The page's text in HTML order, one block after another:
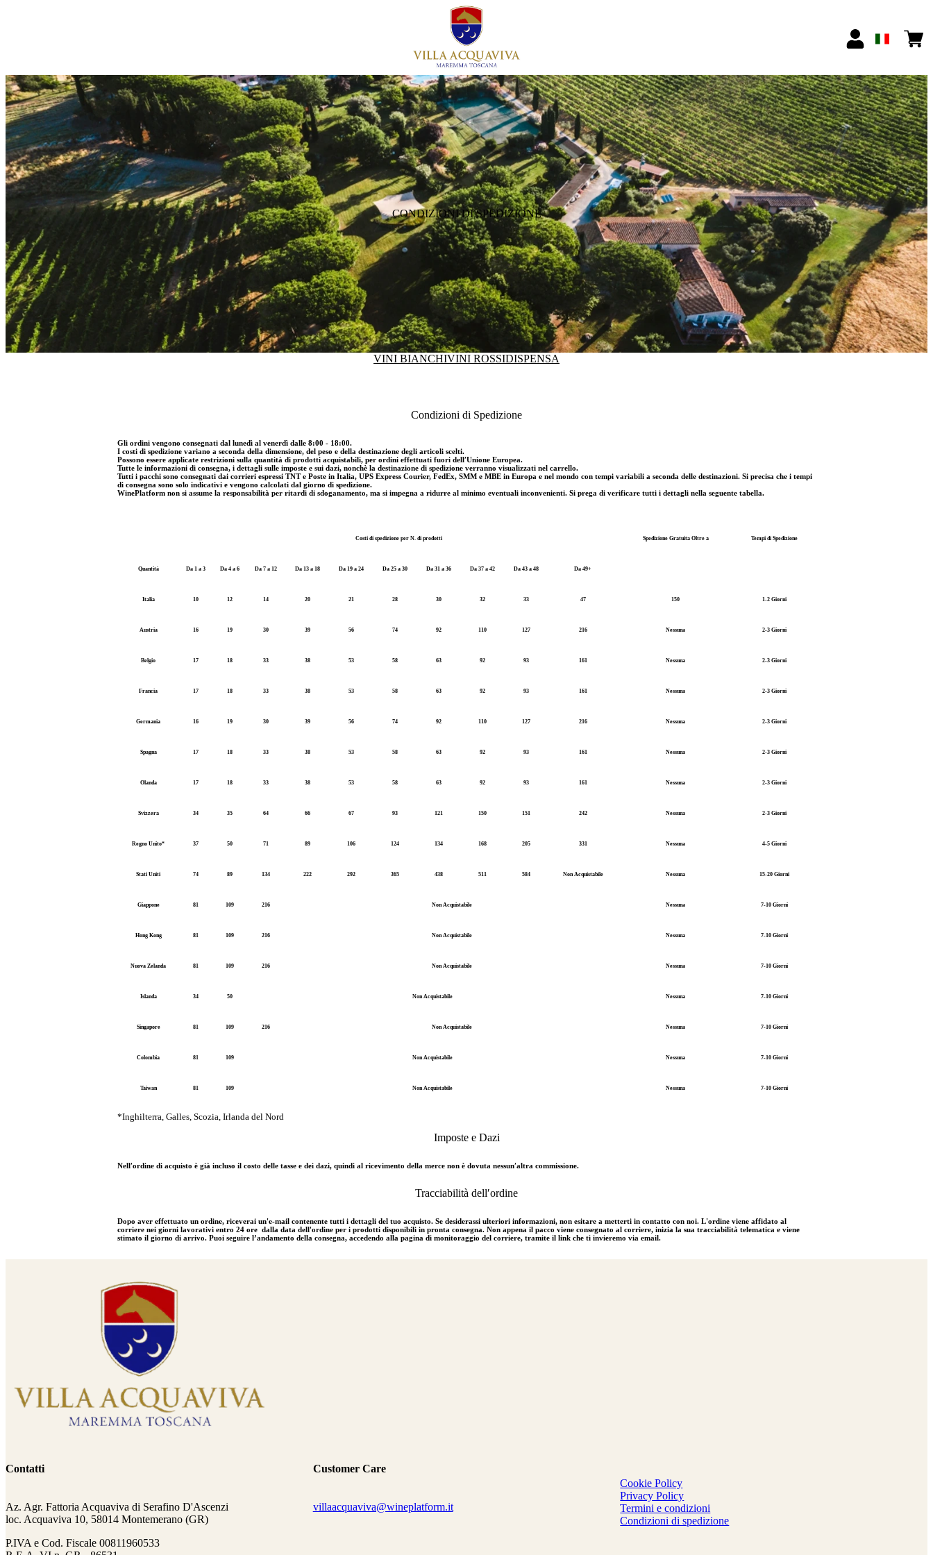
CONDIZIONI DI SPEDIZIONE
VINI BIANCHIVINI ROSSIDISPENSA
Condizioni di Spedizione
Gli ordini vengono consegnati dal lunedì al venerdì dalle 8:00 - 18:00.
I costi di spedizione variano a seconda della dimensione, del peso e della destinazione degli articoli scelti.
Possono essere applicate restrizioni sulla quantità di prodotti acquistabili, per ordini effettuati fuori dell′Unione Europea.
Tutte le informazioni di consegna, i dettagli sulle imposte e sui dazi, nonchè la destinazione di spedizione verranno visualizzati nel carrello.
Tutti i pacchi sono consegnati dai corrieri espressi TNT e Poste in Italia, UPS Express Courier, FedEx, SMM e MBE in Europa e nel mondo con tempi variabili a seconda delle destinazioni. Si precisa che i tempi
di consegna sono solo indicativi e vengono calcolati dal giorno di spedizione.
WinePlatform non si assume la responsabilità per ritardi di sdoganamento, ma si impegna a ridurre al minimo eventuali inconvenienti. Si prega di verificare tutti i dettagli nella seguente tabella.
Costi di spedizione per N. di prodotti Spedizione Gratuita Oltre a Tempi di Spedizione
Quantità Da 1 a 3 Da 4 a 6 Da 7 a 12 Da 13 a 18 Da 19 a 24 Da 25 a 30 Da 31 a 36 Da 37 a 42 Da 43 a 48 Da 49+
Italia 10 12 14 20 21 28 30 32 33 47 150 1-2 Giorni
Austria 16 19 30 39 56 74 92 110 127 216 Nessuna 2-3 Giorni
Belgio 17 18 33 38 53 58 63 92 93 161 Nessuna 2-3 Giorni
Francia 17 18 33 38 53 58 63 92 93 161 Nessuna 2-3 Giorni
Germania 16 19 30 39 56 74 92 110 127 216 Nessuna 2-3 Giorni
Spagna 17 18 33 38 53 58 63 92 93 161 Nessuna 2-3 Giorni
Olanda 17 18 33 38 53 58 63 92 93 161 Nessuna 2-3 Giorni
Svizzera 34 35 64 66 67 93 121 150 151 242 Nessuna 2-3 Giorni
Regno Unito* 37 50 71 89 106 124 134 168 205 331 Nessuna 4-5 Giorni
Stati Uniti 74 89 134 222 292 365 438 511 584 Non Acquistabile Nessuna 15-20 Giorni
Giappone 81 109 216 Non Acquistabile Nessuna 7-10 Giorni
Hong Kong 81 109 216 Non Acquistabile Nessuna 7-10 Giorni
Nuova Zelanda 81 109 216 Non Acquistabile Nessuna 7-10 Giorni
Islanda 34 50 Non Acquistabile Nessuna 7-10 Giorni
Singapore 81 109 216 Non Acquistabile Nessuna 7-10 Giorni
Colombia 81 109 Non Acquistabile Nessuna 7-10 Giorni
Taiwan 81 109 Non Acquistabile Nessuna 7-10 Giorni
*Inghilterra, Galles, Scozia, Irlanda del Nord
Imposte e Dazi
Nell′ordine di acquisto è già incluso il costo delle tasse e dei dazi, quindi al ricevimento della merce non è dovuta nessun′altra commissione.
Tracciabilità dell′ordine
Dopo aver effettuato un ordine, riceverai un'e-mail contenente tutti i dettagli del tuo acquisto. Se desiderassi ulteriori informazioni, non esitare a metterti in contatto con noi. L'ordine viene affidato al
corriere nei giorni lavorativi entro 24 ore dalla data dell'ordine per i prodotti disponibili in pronta consegna. Non appena il pacco viene consegnato al corriere, inizia la sua tracciabilità telematica e viene
stimato il giorno di arrivo. Puoi seguire l’andamento della consegna, accedendo alla pagina di monitoraggio del corriere, tramite il link che ti invieremo via email.
Contatti
Az. Agr. Fattoria Acquaviva di Serafino D'Ascenzi
loc. Acquaviva 10, 58014 Montemerano (GR)
P.IVA e Cod. Fiscale 00811960533
Customer Care
villaacquaviva@wineplatform.it
Cookie Policy
Privacy Policy
Termini e condizioni
Condizioni di spedizione